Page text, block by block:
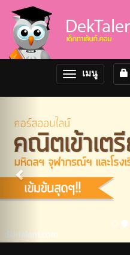
Toggle
navigation
เมนู